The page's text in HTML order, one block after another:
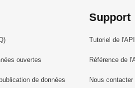
ouvertes
de données
Support
Tutoriel de l'API
Référence de
Nous contacter